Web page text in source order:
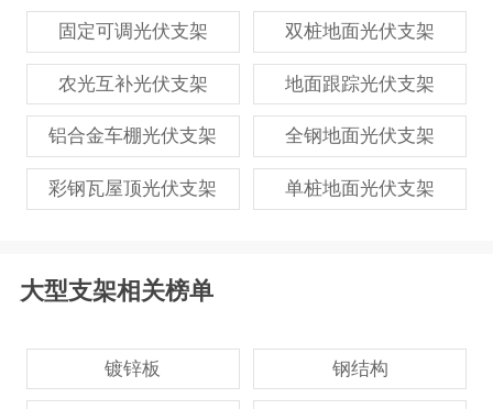
固定可调光伏支架 双桩地面光伏支架
农光互补光伏支架 地面跟踪光伏支架
铝合金车棚光伏支架 全钢地面光伏支架
彩钢瓦屋顶光伏支架 单桩地面光伏支架
大型支架相关榜单
镀锌板 钢结构